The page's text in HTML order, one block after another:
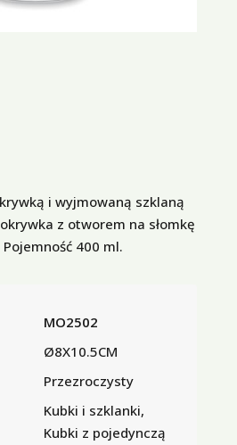
i wyjmowaną szklaną
z otworem na słomkę
400 ml.
MO2502
Ø8X10.5CM
Przezroczysty
Kubki i szklanki,
Kubki z pojedynczą